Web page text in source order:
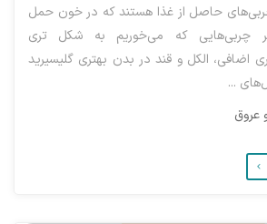
حاصل از غذا هستند که در خون حمل
چربی‌هایی که می‌خوریم به شکل تری
اضافی، الکل و قند در بدن بهتری گلیسیرید
...
عروق